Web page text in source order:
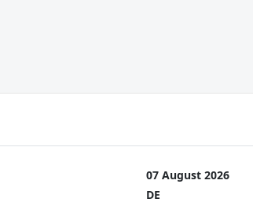
07 August 2026
DE